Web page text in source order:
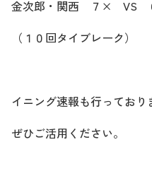
金次郎・関西 ７× VS
（１０回タイブレーク）
イニング速報も行っており
ぜひご活用ください。